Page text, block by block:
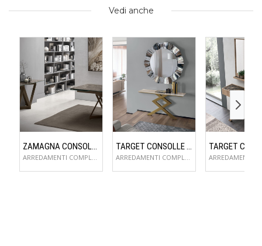
Vedi anche
ZAMAGNA CONSOLLE FLAME
ARREDAMENTI COMPLEMENTI D'ARREDO
TARGET CONSOLLE CROSS
ARREDAMENTI COMPLEMENTI D'ARREDO